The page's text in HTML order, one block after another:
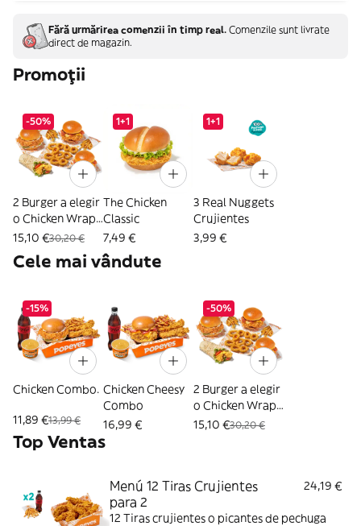
Fără urmărirea comenzii în timp real. Comenzile sunt livrate
direct de magazin.
Promoții
-50%
2 Burger a elegir
o Chicken Wrap
+ 2 Patatas + 10
15,10 €30,20 €
1+1
The Chicken
Classic
7,49 €
1+1
3 Real Nuggets
Crujientes
3,99 €
Cele mai vândute
-15%
Chicken Combo.
11,89 €13,99 €
Chicken Cheesy
Combo
16,99 €
-50%
2 Burger a elegir
o Chicken Wrap
+ 2 Patatas + 10
15,10 €30,20 €
Top Ventas
Menú 12 Tiras Crujientes
para 2
24,19 €
12 Tiras crujientes o picantes de pechuga